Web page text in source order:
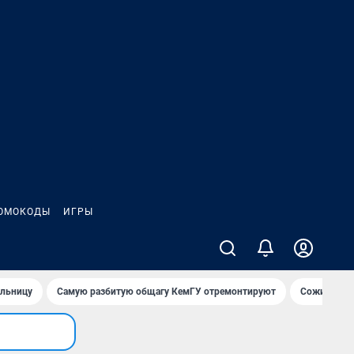
ИГРЫ
Самую разбитую общагу КемГУ отремонтируют